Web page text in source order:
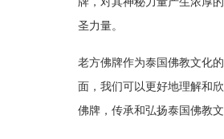
圣力量。
老方佛牌作为泰国佛教文化
面，我们可以更好地理解和
佛牌，传承和弘扬泰国佛教文